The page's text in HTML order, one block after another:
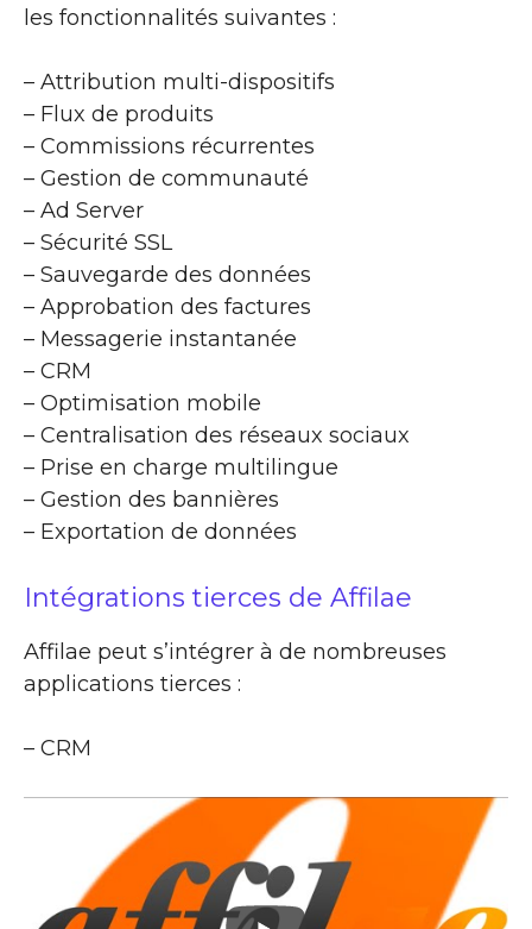
les fonctionnalités suivantes :
– Attribution multi-dispositifs
– Flux de produits
– Commissions récurrentes
– Gestion de communauté
– Ad Server
– Sécurité SSL
– Sauvegarde des données
– Approbation des factures
– Messagerie instantanée
– CRM
– Optimisation mobile
– Centralisation des réseaux sociaux
– Prise en charge multilingue
– Gestion des bannières
– Exportation de données
Intégrations tierces de Affilae
Affilae peut s’intégrer à de nombreuses
applications tierces :
– CRM